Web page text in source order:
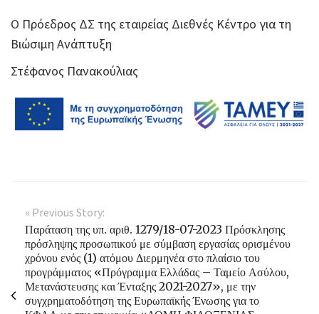
Ο Πρόεδρος ΔΣ της εταιρείας Διεθνές Κέντρο για τη
Βιώσιμη Ανάπτυξη
Στέφανος Πανακούλιας
« Previous Story:
Παράταση της υπ. αριθ. 1279/18-07-2023 Πρόσκλησης
πρόσληψης προσωπικού με σύμβαση εργασίας ορισμένου
χρόνου ενός (1) ατόμου Διερμηνέα στο πλαίσιο του
προγράμματος «Πρόγραμμα Ελλάδας – Ταμείο Ασύλου,
Μετανάστευσης και Ένταξης 2021-2027», με την
συγχρηματοδότηση της Ευρωπαϊκής Ένωσης για το